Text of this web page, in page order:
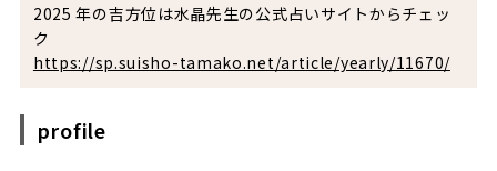
2025 年の吉方位は水晶先生の公式占いサイトからチェッ
ク
https://sp.suisho-tamako.net/article/yearly/11670/
profile